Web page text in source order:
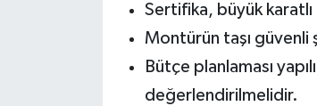
Sertifika, büyük
Montürün taşı güvenli
Bütçe planlaması
değerlendirilmelidir.